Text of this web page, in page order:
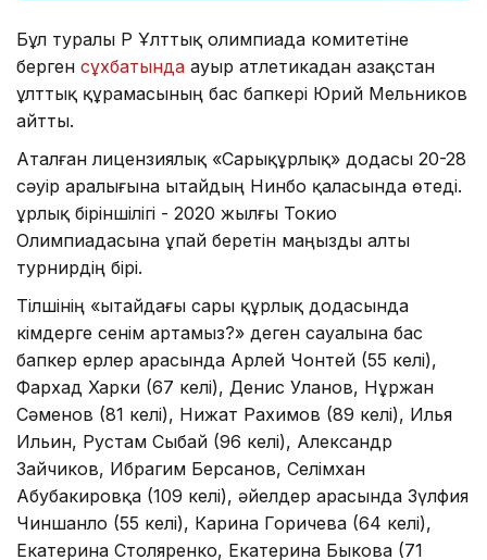
Бұл туралы ҚР Ұлттық олимпиада комитетіне
берген сұхбатында ауыр атлетикадан Қазақстан
ұлттық құрамасының бас бапкері Юрий Мельников
айтты.
Аталған лицензиялық «Сарықұрлық» додасы 20-28
сәуір аралығына Қытайдың Нинбо қаласында өтеді.
Құрлық біріншілігі - 2020 жылғы Токио
Олимпиадасына ұпай беретін маңызды алты
турнирдің бірі.
Тілшінің «Қытайдағы сары құрлық додасында
кімдерге сенім артамыз?» деген сауалына бас
бапкер ерлер арасында Арлей Чонтей (55 келі),
Фархад Харки (67 келі), Денис Уланов, Нұржан
Сәменов (81 келі), Нижат Рахимов (89 келі), Илья
Ильин, Рустам Сыбай (96 келі), Александр
Зайчиков, Ибрагим Берсанов, Селімхан
Абубакировқа (109 келі), әйелдер арасында Зүлфия
Чиншанло (55 келі), Карина Горичева (64 келі),
Екатерина Столяренко, Екатерина Быкова (71